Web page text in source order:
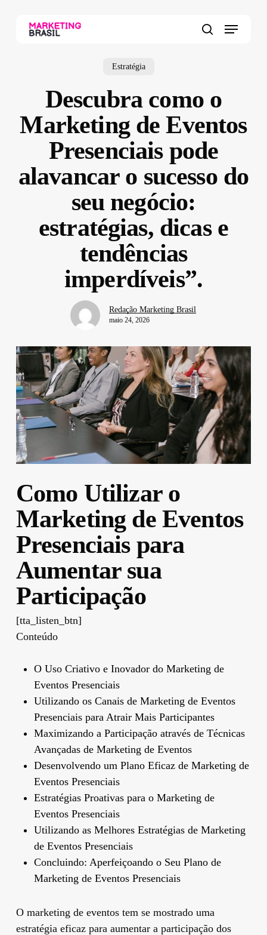
Menu
Estratégia
Descubra como o
Marketing de Eventos
Presenciais pode
alavancar o sucesso do
seu negócio:
estratégias, dicas e
tendências
imperdíveis”.
Redação Marketing Brasil
maio 24, 2026
Como Utilizar o
Marketing de Eventos
Presenciais para
Aumentar sua
Participação
[tta_listen_btn]
Conteúdo
O Uso Criativo e Inovador do Marketing de
Eventos Presenciais
Utilizando os Canais de Marketing de Eventos
Presenciais para Atrair Mais Participantes
Maximizando a Participação através de Técnicas
Avançadas de Marketing de Eventos
Desenvolvendo um Plano Eficaz de Marketing de
Eventos Presenciais
Estratégias Proativas para o Marketing de
Eventos Presenciais
Utilizando as Melhores Estratégias de Marketing
de Eventos Presenciais
Concluindo: Aperfeiçoando o Seu Plano de
Marketing de Eventos Presenciais
O marketing de eventos tem se mostrado uma
estratégia eficaz para aumentar a participação dos